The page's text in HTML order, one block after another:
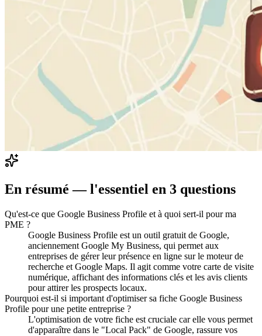
En résumé — l'essentiel en 3 questions
Qu'est-ce que Google Business Profile et à quoi sert-il pour ma
PME ?
Google Business Profile est un outil gratuit de Google,
anciennement Google My Business, qui permet aux
entreprises de gérer leur présence en ligne sur le moteur de
recherche et Google Maps. Il agit comme votre carte de visite
numérique, affichant des informations clés et les avis clients
pour attirer les prospects locaux.
Pourquoi est-il si important d'optimiser sa fiche Google Business
Profile pour une petite entreprise ?
L'optimisation de votre fiche est cruciale car elle vous permet
d'apparaître dans le "Local Pack" de Google, rassure vos